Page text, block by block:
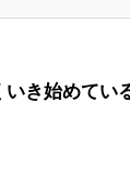
き始めてい